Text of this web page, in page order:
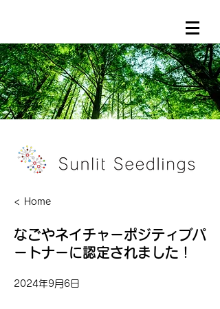
< Home
なごやネイチャーポジティブパ
ートナーに認定されました！
2024年9月6日